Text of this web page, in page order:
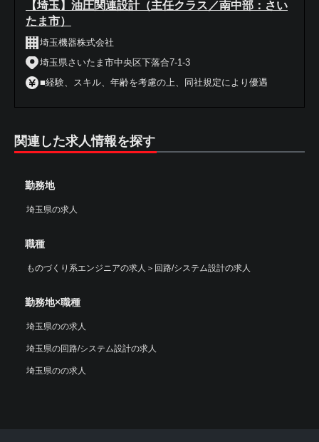
【埼玉】油圧関連設計（主任クラス／南中部：さい
たま市）
埼玉機器株式会社
埼玉県さいたま市中央区下落合7-1-3
■経験、スキル、年齢を考慮の上、同社規定により優遇
関連した求人情報を探す
勤務地
埼玉県の求人
職種
ものづくり系エンジニアの求人 ＞ 回路/システム設計の求人
勤務地×職種
埼玉県のの求人
埼玉県の回路/システム設計の求人
埼玉県のの求人